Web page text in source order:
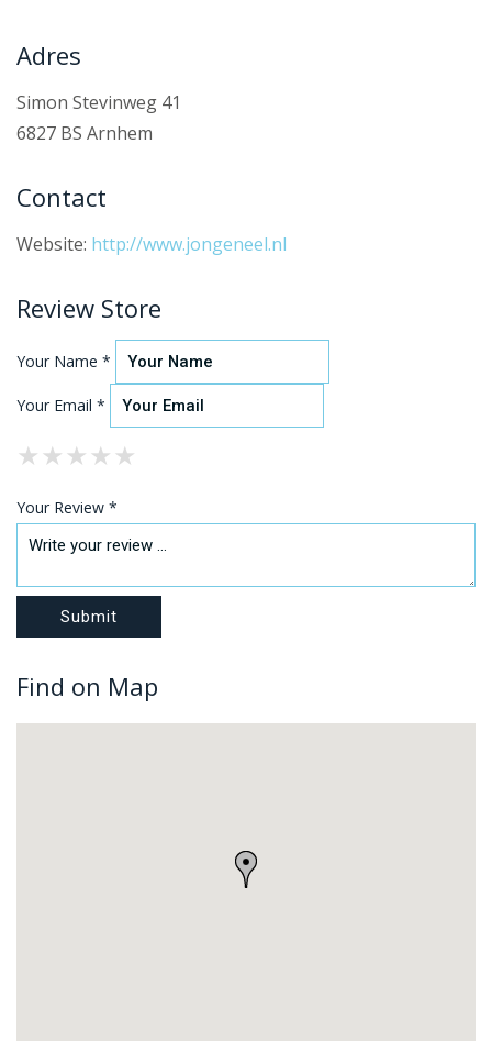
Adres
Simon Stevinweg 41
6827 BS Arnhem
Contact
Website: http://www.jongeneel.nl
Review Store
Your Name *
Your Email *
★
★★
★★★
★★★★
★★★★★
Your Review *
Find on Map